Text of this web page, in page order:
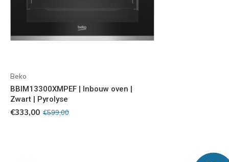
Beko
BBIM13300XMPEF | Inbouw oven |
Zwart | Pyrolyse
€333,00 €599,00